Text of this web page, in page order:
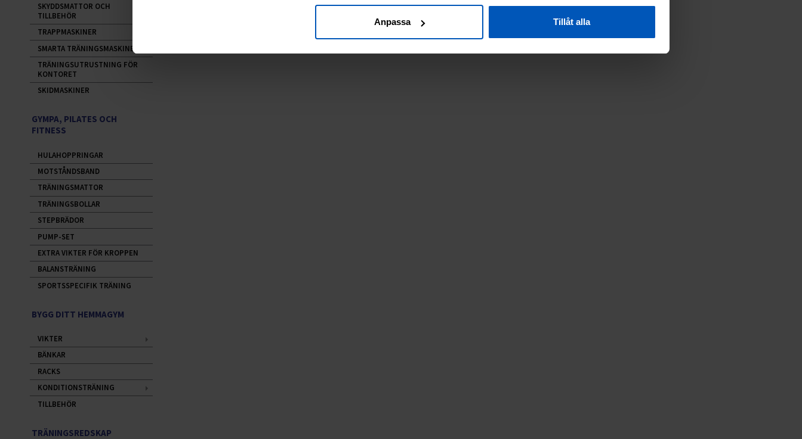
Anpassa Tillåt alla
SKYDDSMATTOR OCH
TILLBEHÖR
TRAPPMASKINER
SMARTA TRÄNINGSMASKINER
TRÄNINGSUTRUSTNING FÖR
KONTORET
SKIDMASKINER
GYMPA, PILATES OCH
FITNESS
HULAHOPPRINGAR
MOTSTÅNDSBAND
TRÄNINGSMATTOR
TRÄNINGSBOLLAR
STEPBRÄDOR
PUMP-SET
EXTRA VIKTER FÖR KROPPEN
BALANSTRÄNING
SPORTSSPECIFIK TRÄNING
BYGG DITT HEMMAGYM
VIKTER
BÄNKAR
RACKS
KONDITIONSTRÄNING
TILLBEHÖR
TRÄNINGSREDSKAP